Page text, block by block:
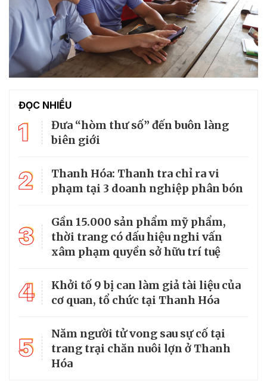
ĐỌC NHIỀU
1
Đưa “hòm thư số” đến buôn làng
biên giới
2
Thanh Hóa: Thanh tra chỉ ra vi
phạm tại 3 doanh nghiệp phân bón
3
Gần 15.000 sản phẩm mỹ phẩm,
thời trang có dấu hiệu nghi vấn
xâm phạm quyền sở hữu trí tuệ
4
Khởi tố 9 bị can làm giả tài liệu của
cơ quan, tổ chức tại Thanh Hóa
5
Năm người tử vong sau sự cố tại
trang trại chăn nuôi lợn ở Thanh
Hóa